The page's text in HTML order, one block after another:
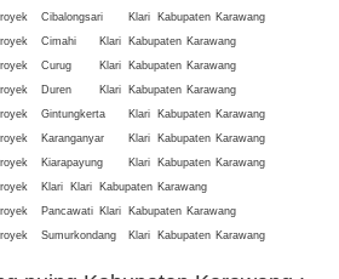
Cibalongsari Klari Kabupaten Karawang
Cimahi Klari Kabupaten Karawang
Curug Klari Kabupaten Karawang
Duren Klari Kabupaten Karawang
Gintungkerta Klari Kabupaten Karawang
Karanganyar Klari Kabupaten Karawang
Kiarapayung Klari Kabupaten Karawang
Klari Klari Kabupaten Karawang
Pancawati Klari Kabupaten Karawang
Sumurkondang Klari Kabupaten Karawang